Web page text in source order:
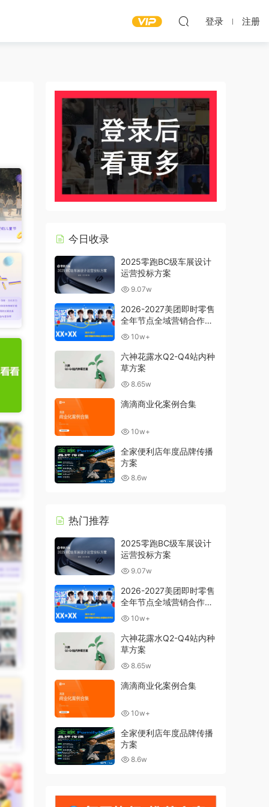
登录 注册
今日收录
2025零跑BC级车展设计
运营投标方案
9.07w
2026-2027美团即时零售
全年节点全域营销合作方
案 10w+
六神花露水Q2-Q4站内种
草方案
8.65w
滴滴商业化案例合集
10w+
全家便利店年度品牌传播
方案
8.6w
热门推荐
2025零跑BC级车展设计
运营投标方案
9.07w
2026-2027美团即时零售
全年节点全域营销合作方
案 10w+
六神花露水Q2-Q4站内种
草方案
8.65w
滴滴商业化案例合集
10w+
全家便利店年度品牌传播
方案
8.6w